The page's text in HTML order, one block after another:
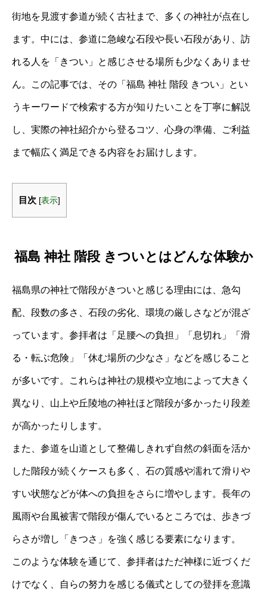
街地を見渡す参道が続く古社まで、多くの神社が点在し
ます。中には、参道に急峻な石段や長い石段があり、訪
れる人を「きつい」と感じさせる場所も少なくありませ
ん。この記事では、その「福島 神社 階段 きつい」とい
うキーワードで検索する方が知りたいことを丁寧に解説
し、実際の神社紹介から登るコツ、心身の準備、ご利益
まで幅広く満足できる内容をお届けします。
目次 [表示]
福島 神社 階段 きついとはどんな体験か
福島県の神社で階段がきついと感じる理由には、急勾
配、段数の多さ、石段の劣化、環境の厳しさなどが混ざ
っています。参拝者は「足腰への負担」「息切れ」「滑
る・転ぶ危険」「休む場所の少なさ」などを感じること
が多いです。これらは神社の規模や立地によって大きく
異なり、山上や丘陵地の神社ほど階段が多かったり段差
が高かったりします。
また、参道を山道として整備しきれず自然の斜面を活か
した階段が続くケースも多く、石の質感や濡れて滑りや
すい状態などが体への負担をさらに増やします。長年の
風雨や台風被害で階段が傷んでいるところでは、歩きづ
らさが増し「きつさ」を強く感じる要素になります。
このような体験を通じて、参拝者はただ神様に近づくだ
けでなく、自らの努力を感じる儀式としての登拝を意識